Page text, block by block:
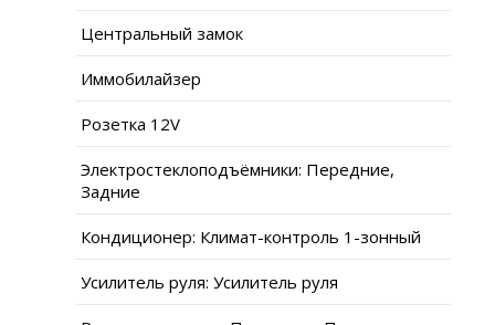
Центральный замок
Иммобилайзер
Розетка 12V
Электростеклоподъёмники: Передние,
Задние
Кондиционер: Климат-контроль 1-зонный
Усилитель руля: Усилитель руля